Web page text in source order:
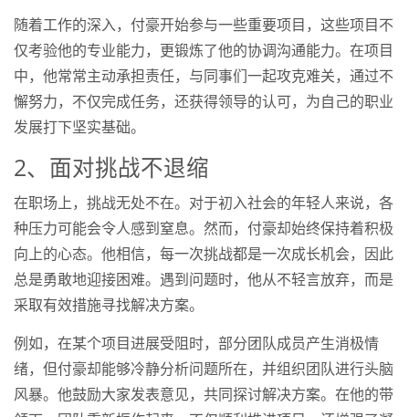
随着工作的深入，付豪开始参与一些重要项目，这些项目不
仅考验他的专业能力，更锻炼了他的协调沟通能力。在项目
中，他常常主动承担责任，与同事们一起攻克难关，通过不
懈努力，不仅完成任务，还获得领导的认可，为自己的职业
发展打下坚实基础。
2、面对挑战不退缩
在职场上，挑战无处不在。对于初入社会的年轻人来说，各
种压力可能会令人感到窒息。然而，付豪却始终保持着积极
向上的心态。他相信，每一次挑战都是一次成长机会，因此
总是勇敢地迎接困难。遇到问题时，他从不轻言放弃，而是
采取有效措施寻找解决方案。
例如，在某个项目进展受阻时，部分团队成员产生消极情
绪，但付豪却能够冷静分析问题所在，并组织团队进行头脑
风暴。他鼓励大家发表意见，共同探讨解决方案。在他的带